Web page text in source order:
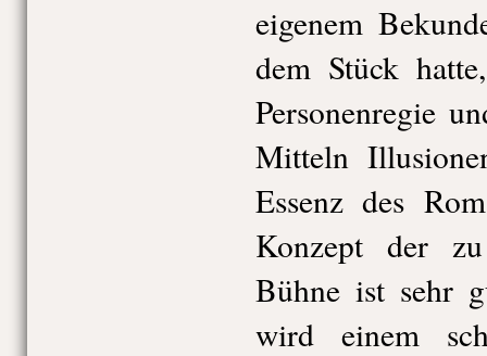
eigenem
dem Stück
Personenregie
Mitteln
Essenz des
Konzept der
Bühne ist sehr
wird einem